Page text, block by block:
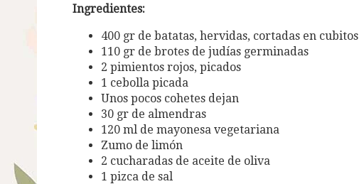
Ingredientes:
400 gr de batatas, hervidas, cortadas en cubitos
110 gr de brotes de judías germinadas
2 pimientos rojos, picados
1 cebolla picada
Unos pocos cohetes dejan
30 gr de almendras
120 ml de mayonesa vegetariana
Zumo de limón
2 cucharadas de aceite de oliva
1 pizca de sal